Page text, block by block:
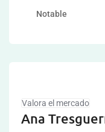
Notable
Valora el mercado
Ana